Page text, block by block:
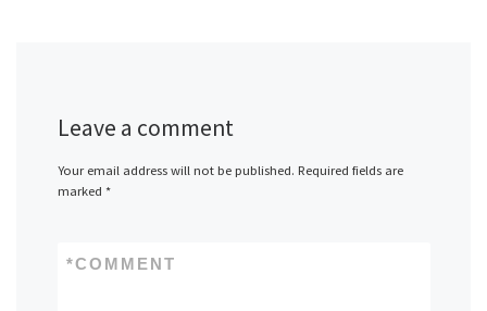
Leave a comment
Your email address will not be published. Required fields are
marked *
COMMENT
*